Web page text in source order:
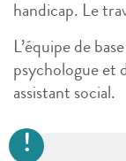
handicap. Le
L’équipe de
psychologue et
assistant social.